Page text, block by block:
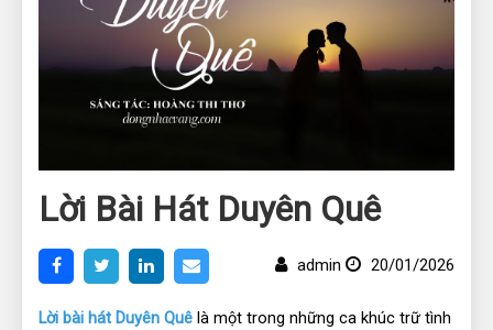
Lời Bài Hát Duyên Quê
admin 20/01/2026
Lời bài hát Duyên Quê là một trong những ca khúc trữ tình